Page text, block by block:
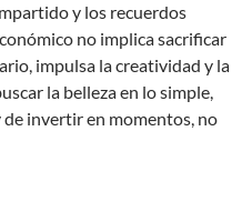
y los recuerdos
no implica sacrificar
impulsa la creatividad y la
la belleza en lo simple,
invertir en momentos, no